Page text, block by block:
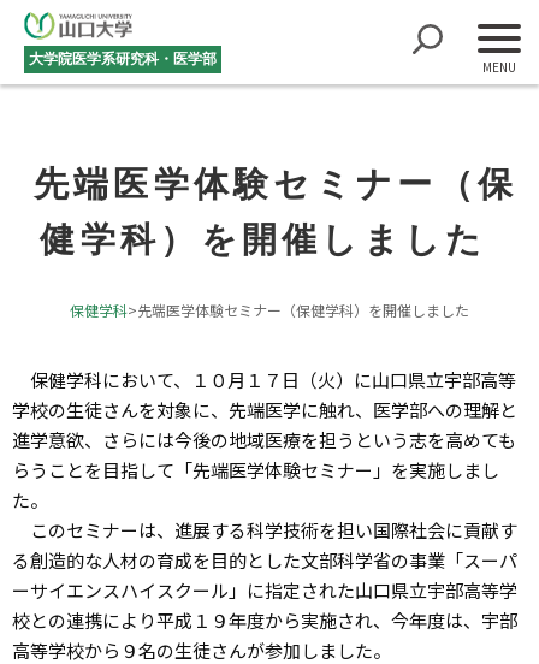
大学院医学系研究科・医学部
先端医学体験セミナー（保
健学科）を開催しました
保健学科>先端医学体験セミナー（保健学科）を開催しました
保健学科において、１０月１７日（火）に山口県立宇部高等
学校の生徒さんを対象に、先端医学に触れ、医学部への理解と
進学意欲、さらには今後の地域医療を担うという志を高めても
らうことを目指して「先端医学体験セミナー」を実施しまし
た。
このセミナーは、進展する科学技術を担い国際社会に貢献す
る創造的な人材の育成を目的とした文部科学省の事業「スーパ
ーサイエンスハイスクール」に指定された山口県立宇部高等学
校との連携により平成１９年度から実施され、今年度は、宇部
高等学校から９名の生徒さんが参加しました。